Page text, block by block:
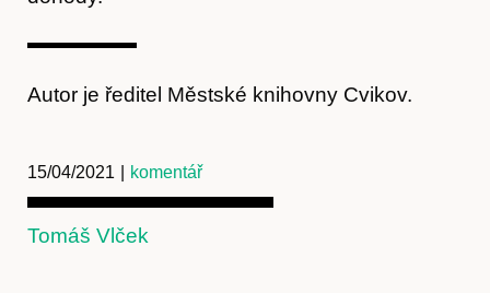
Kontakt
Autor je ředitel Městské knihovny Cvikov.
15/04/2021 komentář
Tomáš Vlček